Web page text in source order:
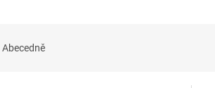
Abecedně